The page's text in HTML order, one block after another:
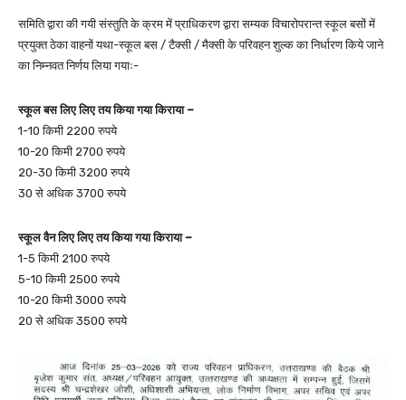
समिति द्वारा की गयी संस्तुति के क्रम में प्राधिकरण द्वारा सम्यक विचारोपरान्त स्कूल बसों में
प्रयुक्त ठेका वाहनों यथा-स्कूल बस / टैक्सी / मैक्सी के परिवहन शुल्क का निर्धारण किये जाने
का निम्नवत निर्णय लिया गयाः-
स्कूल बस लिए लिए तय किया गया किराया –
1-10 किमी 2200 रुपये
10-20 किमी 2700 रुपये
20-30 किमी 3200 रुपये
30 से अधिक 3700 रुपये
स्कूल वैन लिए लिए तय किया गया किराया –
1-5 किमी 2100 रुपये
5-10 किमी 2500 रुपये
10-20 किमी 3000 रुपये
20 से अधिक 3500 रुपये